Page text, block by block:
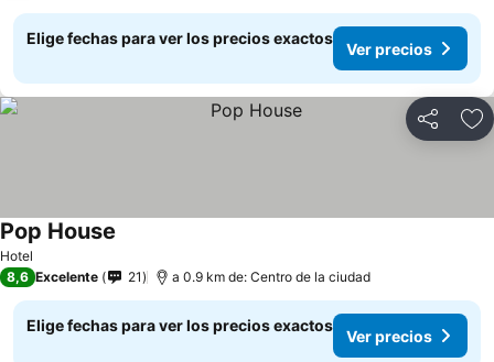
Elige fechas para ver los precios exactos
Ver precios
Compartir
Hotel
Pop House
8,6 Excelente 21 a 0.9 km de: Centro de la ciudad
Elige fechas para ver los precios exactos
Ver precios